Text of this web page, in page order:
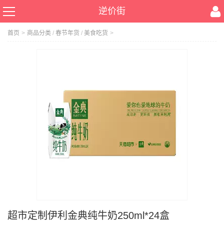
逆价街
首页 > 商品分类 / 春节年货 / 美食吃货 >
超市定制伊利金典纯牛奶250ml*24盒